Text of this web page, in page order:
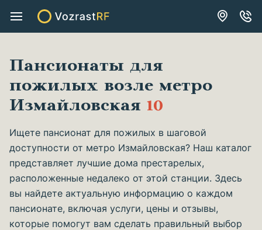
Пансионаты для
пожилых возле метро
Измайловская 10
Ищете пансионат для пожилых в шаговой
доступности от метро Измайловская? Наш каталог
представляет лучшие дома престарелых,
расположенные недалеко от этой станции. Здесь
вы найдете актуальную информацию о каждом
пансионате, включая услуги, цены и отзывы,
которые помогут вам сделать правильный выбор